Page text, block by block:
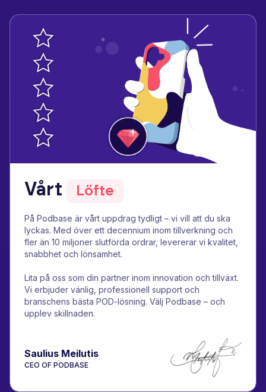
Vårt Löfte
På Podbase är vårt uppdrag tydligt – vi vill att du ska
lyckas. Med över ett decennium inom tillverkning och
fler än 10 miljoner slutförda ordrar, levererar vi kvalitet,
snabbhet och lönsamhet.
Lita på oss som din partner inom innovation och tillväxt.
Vi erbjuder vänlig, professionell support och
branschens bästa POD-lösning. Välj Podbase – och
upplev skillnaden.
Saulius Meilutis
CEO OF PODBASE